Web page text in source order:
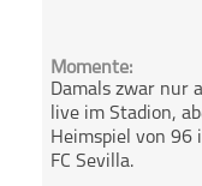
Momente:
Damals zwar nur
live im Stadion,
Heimspiel von 96
FC Sevilla.